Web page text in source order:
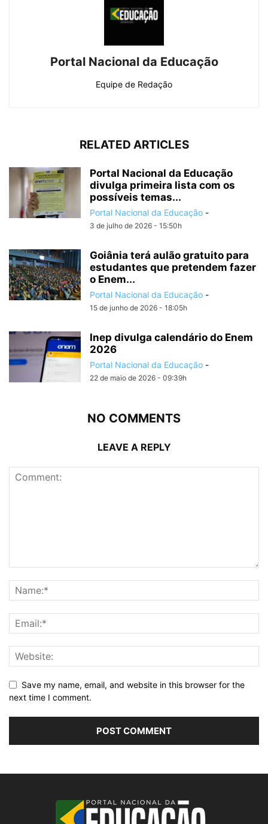
Portal Nacional da Educação
Equipe de Redação
RELATED ARTICLES
Portal Nacional da Educação
divulga primeira lista com os
possíveis temas...
Portal Nacional da Educação -
3 de julho de 2026 - 15:50h
Goiânia terá aulão gratuito para
estudantes que pretendem fazer
o Enem...
Portal Nacional da Educação -
15 de junho de 2026 - 18:05h
Inep divulga calendário do Enem
2026
Portal Nacional da Educação -
22 de maio de 2026 - 09:39h
NO COMMENTS
LEAVE A REPLY
Save my name, email, and website in this browser for the
next time I comment.